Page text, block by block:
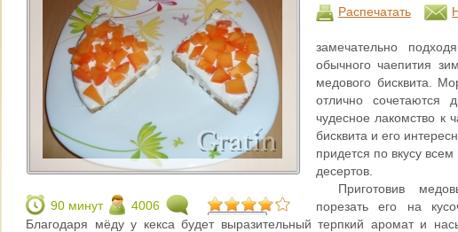
90 минут 4006
Распечатать
замечательно
обычного чаепития
медового бисквита.
отлично
чудесное лакомство к
бисквита и его
придется по вкусу
десертов.
Приготовив
порезать его на
Благодаря мёду у кекса будет выразительный терпкий аромат и